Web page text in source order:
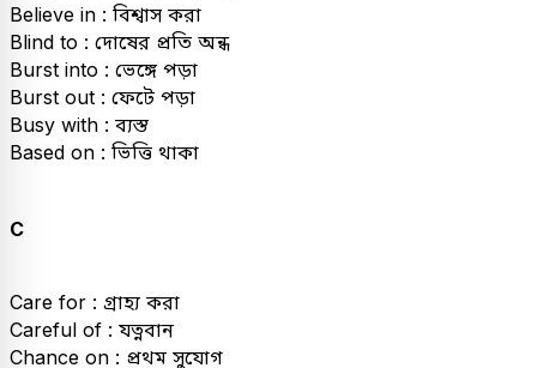
Believe in : বিশ্বাস করা
Blind to : দোষের প্রতি অন্ধ
Burst into : ভেঙ্গে পড়া
Burst out : ফেটে পড়া
Busy with : ব্যস্ত
Based on : ভিত্তি থাকা
C
Care for : গ্রাহ্য করা
Careful of : যত্নবান
Chance on : প্রথম সুযোগ